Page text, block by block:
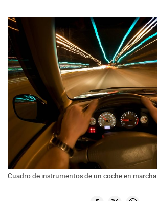
Cuadro de instrumentos de un coche en marcha.